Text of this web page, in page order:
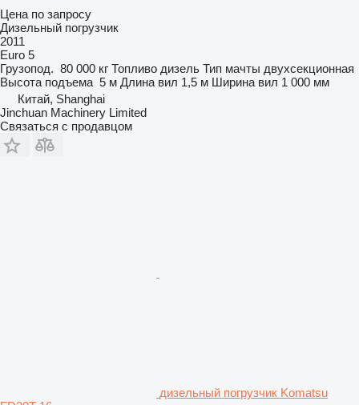
Цена по запросу
Дизельный погрузчик
2011
Euro 5
Грузопод. 80 000 кг Топливо дизель Тип мачты двухсекционная
Высота подъема 5 м Длина вил 1,5 м Ширина вил 1 000 мм
Китай, Shanghai
Jinchuan Machinery Limited
Связаться с продавцом
дизельный погрузчик Komatsu